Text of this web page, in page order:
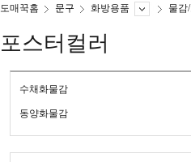
도매꾹홈 문구 화방용품 물감
포스터컬러
수채화물감
동양화물감